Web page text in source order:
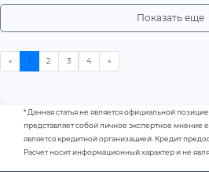
Показать еще
* Данная статья не является официальной
представляет собой личное экспертное мнение
является кредитной организацией. Кредит
Расчет носит информационный характер и не